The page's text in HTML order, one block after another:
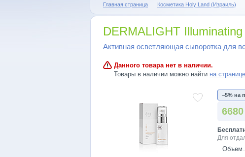
Главная страница Косметика Holy Land (Израиль)
DERMALIGHT
Активная осветляющая сыворотка для
Данного товара нет в наличии.
Товары в наличии можно найти на
−5% на
Для
Объем